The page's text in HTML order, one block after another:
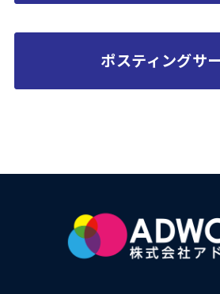
ポスティングサ